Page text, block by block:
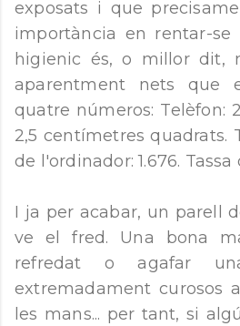
exposats i que
importància en rentar-
higienic és, o millor dit,
aparentment nets que
quatre números: Telèfon:
2,5 centímetres quadrats.
de l'ordinador: 1.676. Tassa
I ja per acabar, un parell
ve el fred. Una bona
refredat o agafar
extremadament curosos
les mans... per tant, si